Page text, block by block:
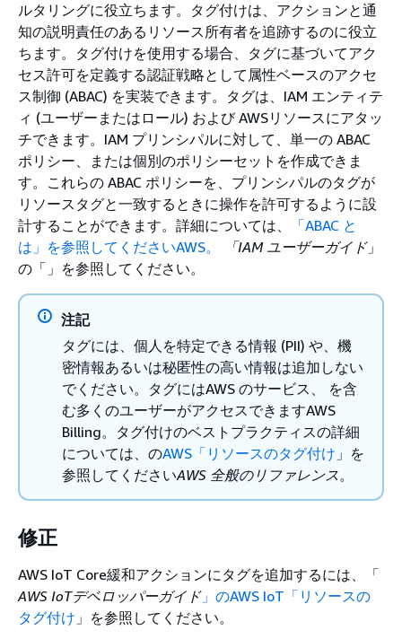
ルタリングに役立ちます。タグ付けは、アクションと通
知の説明責任のあるリソース所有者を追跡するのに役立
ちます。タグ付けを使用する場合、タグに基づいてアク
セス許可を定義する認証戦略として属性ベースのアクセ
ス制御 (ABAC) を実装できます。タグは、IAM エンティテ
ィ (ユーザーまたはロール) および AWSリソースにアタッ
チできます。IAM プリンシパルに対して、単一の ABAC
ポリシー、または個別のポリシーセットを作成できま
す。これらの ABAC ポリシーを、プリンシパルのタグが
リソースタグと一致するときに操作を許可するように設
計することができます。詳細については、
「ABAC と
は」を参照してくださいAWS。
「IAM ユーザーガイド」
の「」を参照してください。
注記
タグには、個人を特定できる情報 (PII) や、機
密情報あるいは秘匿性の高い情報は追加しない
でください。タグにはAWS のサービス、 を含
む多くのユーザーがアクセスできますAWS
Billing。タグ付けのベストプラクティスの詳細
については、のAWS「リソースのタグ付け 」を
参照してくださいAWS 全般のリファレンス。
修正
AWS IoT Core緩和アクションにタグを追加するには、「
AWS IoTデベロッパーガイド」のAWS IoT「リソースの
タグ付け 」を参照してください。